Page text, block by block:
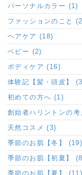
パーソナルカラー (1)
ファッションのこと
ヘアケア (18)
ベビー (2)
ボディケア (16)
体験記【髪・頭皮】
初めての方へ (1)
創始者ハリントンの
天然コスメ (3)
季節のお肌【冬】 (19)
季節のお肌【初夏】
季節のお肌【夏】 (11)